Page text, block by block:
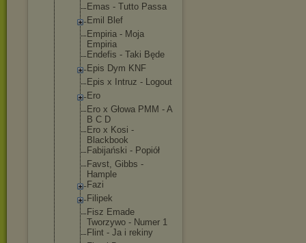
Emas - Tutto Passa
Emil Blef
Empiria - Moja
Empiria
Endefis - Taki Będe
Epis Dym KNF
Epis x Intruz - Logout
Ero
Ero x Głowa PMM - A
B C D
Ero x Kosi -
Blackbook
Fabijański - Popiół
Favst, Gibbs -
Hample
Fazi
Filipek
Fisz Emade
Tworzywo - Numer 1
Flint - Ja i rekiny